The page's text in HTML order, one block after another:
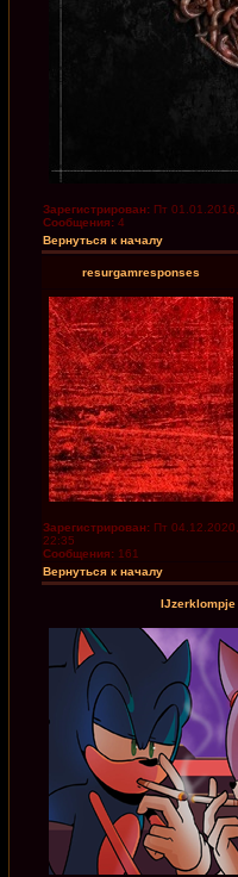
Зарегистрирован: Пт
Сообщения: 4
Вернуться к началу
resurgamresponses
Зарегистрирован: Пт 04.12.2020,
22:35
Сообщения: 161
Вернуться к началу
IJzerklompje